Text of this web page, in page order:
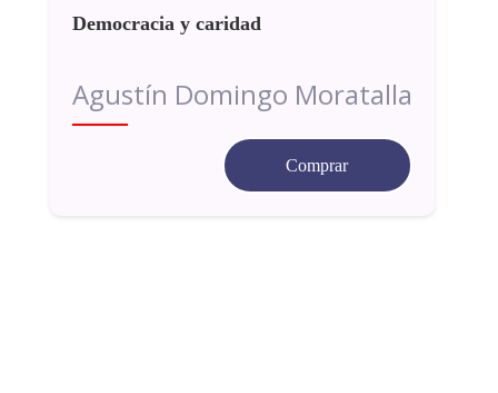
Democracia y caridad
Agustín Domingo Moratalla
Comprar